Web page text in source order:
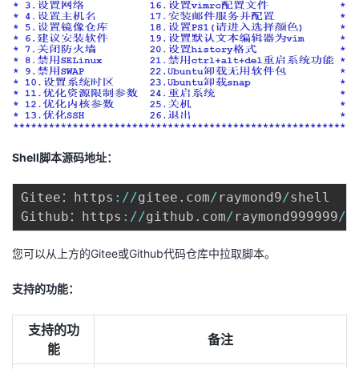
客
论
坛
的
圈
子
我
的
直
我
的
动
我
关
注
的
开
我
的
Programs
我
的
Shell脚本源码地址：
Gitee：https : //gitee . com/raymond9/shell
Github：https : //github . com/raymond999999/
您可以从上方的Gitee或Github代码仓库中拉取脚本。
支持的功能：
支持的功
能
备注